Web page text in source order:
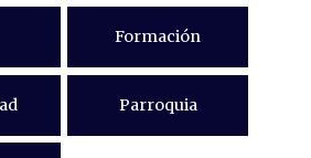
Formación
Parroquia